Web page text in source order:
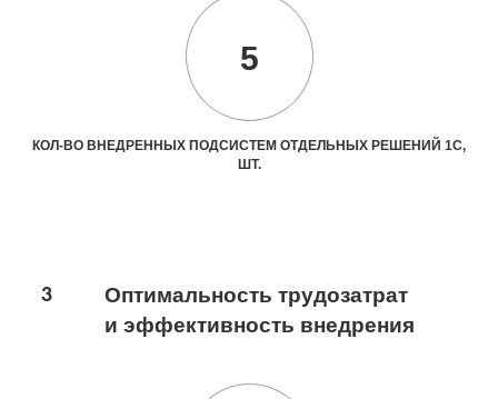
5
КОЛ-ВО ВНЕДРЕННЫХ ПОДСИСТЕМ ОТДЕЛЬНЫХ РЕШЕНИЙ 1С,
ШТ.
3
Оптимальность трудозатрат
и эффективность внедрения